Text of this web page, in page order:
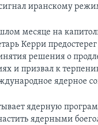
иранскому
месяце на
Керри
решения о
и призвал к
ядерное
ядерную
ядерными